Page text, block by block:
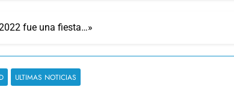
fue una fiesta…»
ULTIMAS NOTICIAS